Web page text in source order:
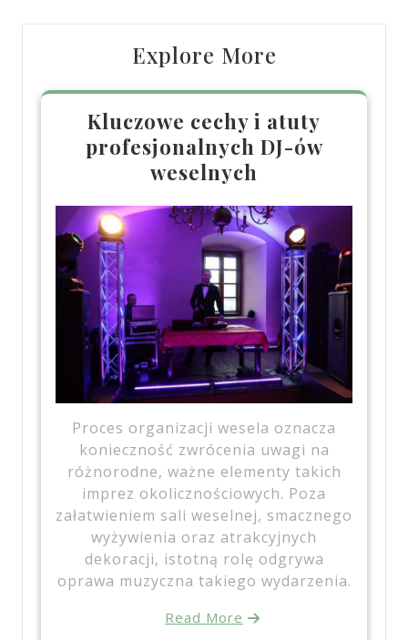
Explore More
Kluczowe cechy i atuty
profesjonalnych DJ-ów
weselnych
Proces organizacji wesela oznacza
konieczność zwrócenia uwagi na
różnorodne, ważne elementy takich
imprez okolicznościowych. Poza
załatwieniem sali weselnej, smacznego
wyżywienia oraz atrakcyjnych
dekoracji, istotną rolę odgrywa
oprawa muzyczna takiego wydarzenia.
Read More